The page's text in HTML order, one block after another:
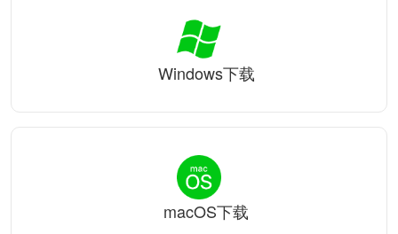
Windows下载
macOS下载